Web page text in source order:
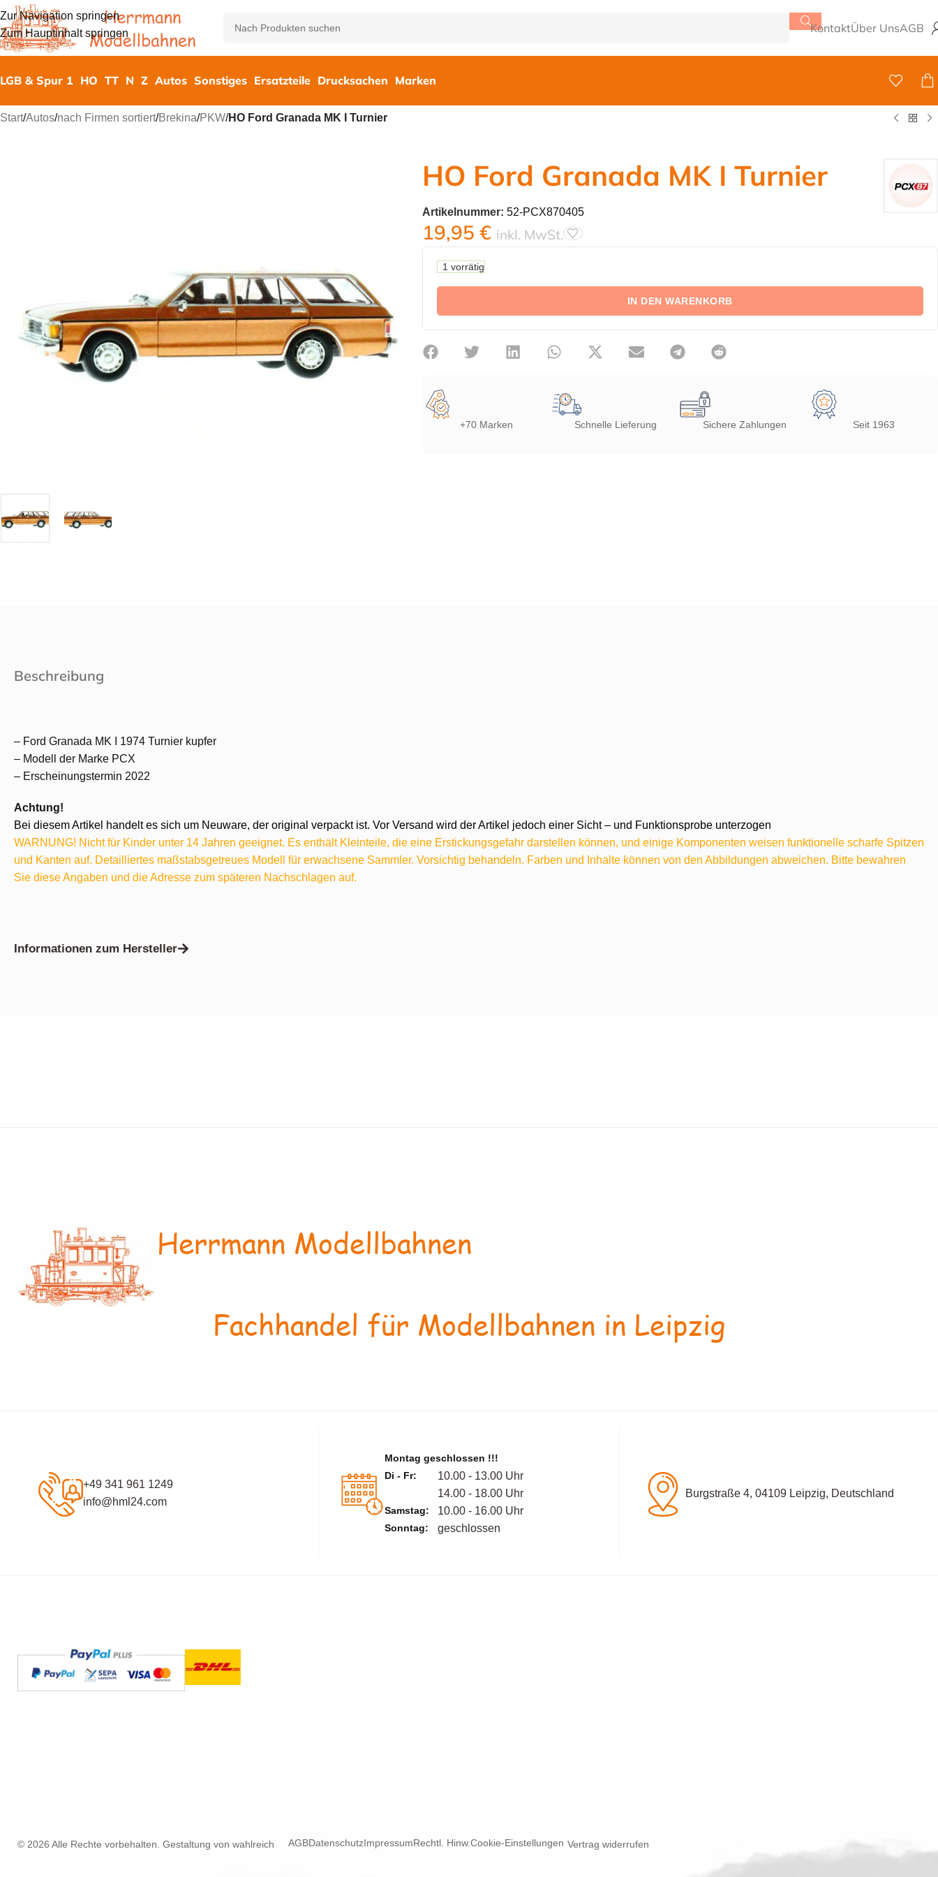
Zur Navigation springen
Zum Hauptinhalt springen
KontaktÜber UnsAGB
LGB & Spur 1 HO TT N Z Autos Sonstiges Ersatzteile Drucksachen Marken
Start/Autos/nach Firmen sortiert/Brekina/PKW/HO Ford Granada MK I Turnier
HO Ford Granada MK I Turnier
Artikelnummer: 52-PCX870405
19,95 € inkl. MwSt.
1 vorrätig
IN DEN WARENKORB
+70 Marken Schnelle Lieferung Sichere Zahlungen Seit 1963
Beschreibung
– Ford Granada MK I 1974 Turnier kupfer
– Modell der Marke PCX
– Erscheinungstermin 2022
Achtung!
Bei diesem Artikel handelt es sich um Neuware, der original verpackt ist. Vor Versand wird der Artikel jedoch einer Sicht – und Funktionsprobe unterzogen
WARNUNG! Nicht für Kinder unter 14 Jahren geeignet. Es enthält Kleinteile, die eine Erstickungsgefahr darstellen können, und einige Komponenten weisen funktionelle scharfe Spitzen
und Kanten auf. Detailliertes maßstabsgetreues Modell für erwachsene Sammler. Vorsichtig behandeln. Farben und Inhalte können von den Abbildungen abweichen. Bitte bewahren
Sie diese Angaben und die Adresse zum späteren Nachschlagen auf.
Informationen zum Hersteller
Herrmann Modellbahnen
Fachhandel für Modellbahnen in Leipzig
+49 341 961 1249
info@hml24.com
Montag geschlossen !!!
Di - Fr:
10.00 - 13.00 Uhr
14.00 - 18.00 Uhr
Samstag: 10.00 - 16.00 Uhr
Sonntag: geschlossen
Burgstraße 4, 04109 Leipzig, Deutschland
© 2026 Alle Rechte vorbehalten. Gestaltung von wahlreich AGBDatenschutzImpressumRechtl. Hinw.Cookie-Einstellungen Vertrag widerrufen